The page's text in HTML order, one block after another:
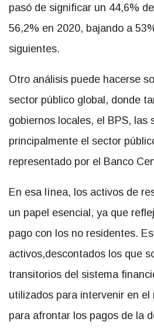
pasó de significar un 44,6%
56,2% en 2020, bajando a
siguientes.
Otro análisis puede hacerse
sector público global, donde
gobiernos locales, el BPS, las
principalmente el sector
representado por el Banco
En esa línea, los activos de
un papel esencial, ya que
pago con los no residentes.
activos,descontados los que
transitorios del sistema
utilizados para intervenir en el
para afrontar los pagos de la